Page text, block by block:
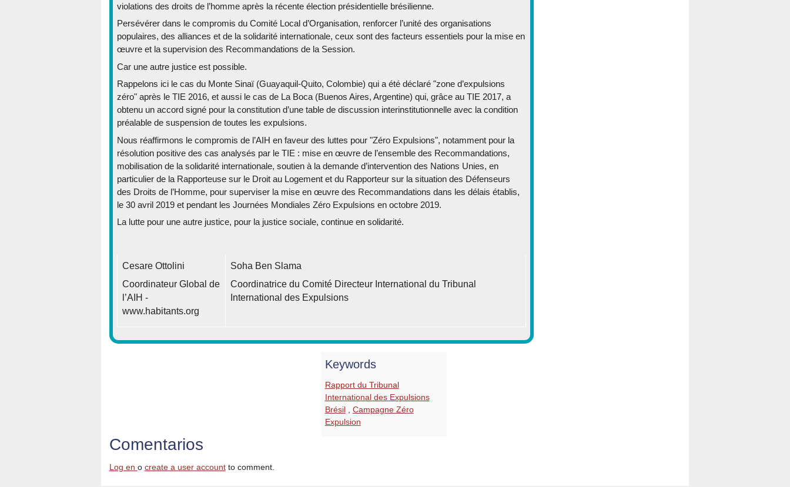
violations des droits de l’homme après la récente élection présidentielle brésilienne.
Persévérer dans le compromis du Comité Local d’Organisation, renforcer l’unité des organisations
populaires, des alliances et de la solidarité internationale, ceux sont des facteurs essentiels pour la mise en
œuvre et la supervision des Recommandations de la Session.
Car une autre justice est possible.
Rappelons ici le cas du Monte Sinaï (Guayaquil-Quito, Colombie) qui a été déclaré "zone d’expulsions
zéro" après le TIE 2016, et aussi le cas de La Boca (Buenos Aires, Argentine) qui, grâce au TIE 2017, a
obtenu un accord signé pour la constitution d’une table de discussion interinstitutionnelle avec la condition
préalable de suspension de toutes les expulsions.
Nous réaffirmons le compromis de l’AIH en faveur des luttes pour "Zéro Expulsions", notamment pour la
résolution positive des cas analysés par le TIE : mise en œuvre de l’ensemble des Recommandations,
mobilisation de la solidarité internationale, soutien à la demande d’intervention des Nations Unies, en
particulier de la Rapporteuse sur le Droit au Logement et du Rapporteur sur la situation des Défenseurs
des Droits de l’Homme, pour superviser la mise en œuvre des Recommandations dans les délais établis,
le 30 avril 2019 et pendant les Journées Mondiales Zéro Expulsions en octobre 2019.
La lutte pour une autre justice, pour la justice sociale, continue en solidarité.
Cesare Ottolini
Coordinateur Global de
l’AIH -
www.habitants.org
Soha Ben Slama
Coordinatrice du Comité Directeur International du Tribunal
International des Expulsions
Keywords
Rapport du Tribunal
International des Expulsions
Brésil, Campagne Zéro
Expulsion
Comentarios
Log en o create a user accountto comment.